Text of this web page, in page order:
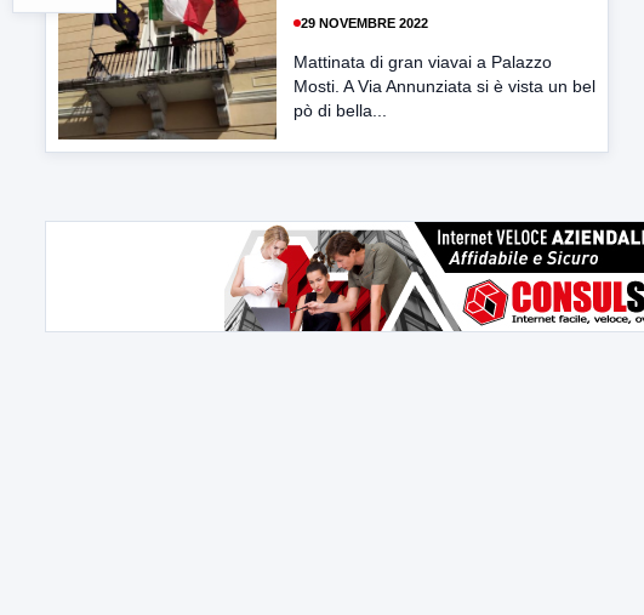
29 NOVEMBRE 2022
Mattinata di gran viavai a Palazzo
Mosti. A Via Annunziata si è vista un bel
pò di bella...